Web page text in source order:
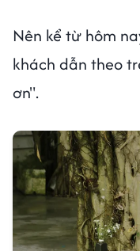
Nên kể từ hôm
khách dẫn theo
ơn".